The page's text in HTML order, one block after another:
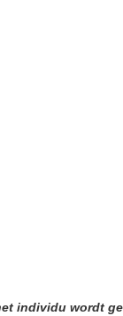
individu wordt